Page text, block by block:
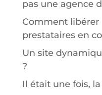
pas une agence
Comment libérer
prestataires en
Un site
?
Il était une fois,